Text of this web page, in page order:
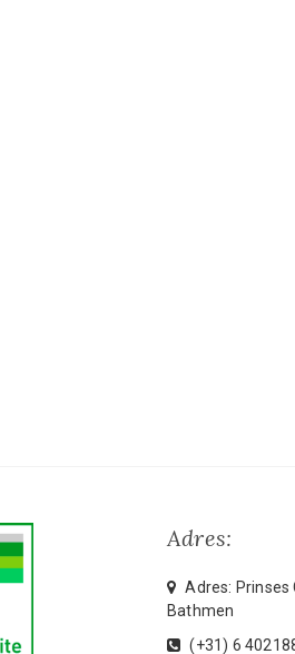
Adres:
Adres: Prinses
Bathmen
(+31) 6